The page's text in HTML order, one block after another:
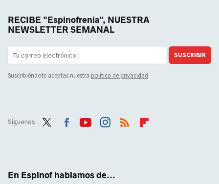
RECIBE "Espinofrenia", NUESTRA
NEWSLETTER SEMANAL
SUSCRIBIR
Suscribiéndote aceptas nuestra política de privacidad
Síguenos
En Espinof hablamos de...